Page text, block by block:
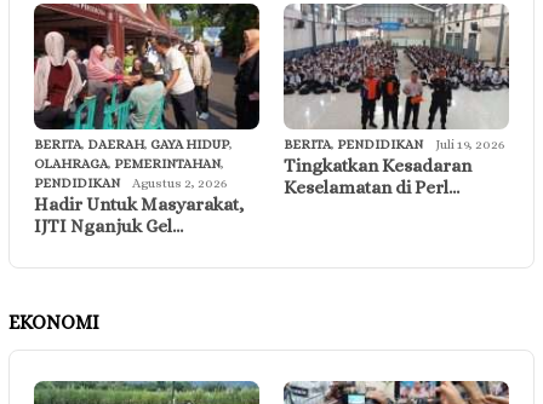
BERITA, DAERAH, GAYA HIDUP,
OLAHRAGA, PEMERINTAHAN,
PENDIDIKAN
Agustus 2, 2026
Hadir Untuk Masyarakat,
IJTI Nganjuk Gel…
BERITA, PENDIDIKAN Juli 19, 2026
Tingkatkan Kesadaran
Keselamatan di Perl…
EKONOMI